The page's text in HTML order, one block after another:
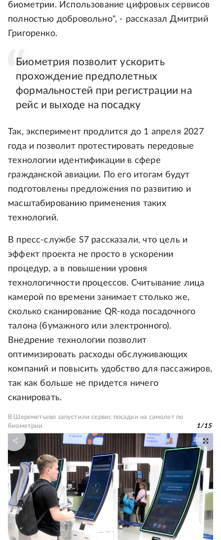
биометрии. Использование цифровых сервисов
полностью добровольно", - рассказал Дмитрий
Григоренко.
Биометрия позволит ускорить
прохождение предполетных
формальностей при регистрации на
рейс и выходе на посадку
Так, эксперимент продлится до 1 апреля 2027
года и позволит протестировать передовые
технологии идентификации в сфере
гражданской авиации. По его итогам будут
подготовлены предложения по развитию и
масштабированию применения таких
технологий.
В пресс-службе S7 рассказали, что цель и
эффект проекта не просто в ускорении
процедур, а в повышении уровня
технологичности процессов. Считывание лица
камерой по времени занимает столько же,
сколько сканирование QR-кода посадочного
талона (бумажного или электронного).
Внедрение технологии позволит
оптимизировать расходы обслуживающих
компаний и повысить удобство для пассажиров,
так как больше не придется ничего
сканировать.
В Шереметьево запустили сервис посадки на самолет по
биометрии
1/15